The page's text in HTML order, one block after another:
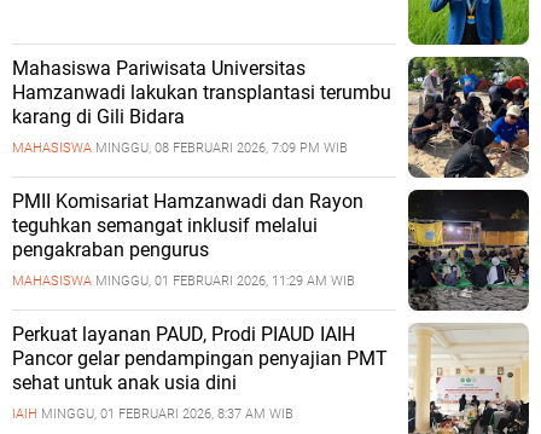
Mahasiswa Pariwisata Universitas
Hamzanwadi lakukan transplantasi terumbu
karang di Gili Bidara
MAHASISWA MINGGU, 08 FEBRUARI 2026, 7:09 PM WIB
PMII Komisariat Hamzanwadi dan Rayon
teguhkan semangat inklusif melalui
pengakraban pengurus
MAHASISWA MINGGU, 01 FEBRUARI 2026, 11:29 AM WIB
Perkuat layanan PAUD, Prodi PIAUD IAIH
Pancor gelar pendampingan penyajian PMT
sehat untuk anak usia dini
IAIH MINGGU, 01 FEBRUARI 2026, 8:37 AM WIB